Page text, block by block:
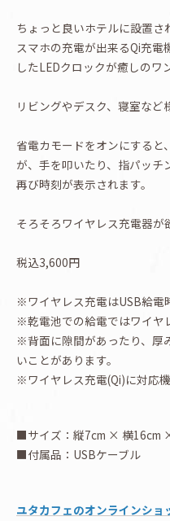
ちょっと良いホテルに設置
スマホの充電が出来るQi充
したLEDクロックが癒しのワ
リビングやデスク、寝室など
省電カモードをオンにすると
が、手を叩いたり、指パッチ
再び時刻が表示されます。
そろそろワイヤレス充電器が
税込3,600円
※ワイヤレス充電はUSB給電
※乾電池での給電ではワイヤ
※背面に隙間があったり、厚
いことがあります。
※ワイヤレス充電(Qi)に対応
■サイズ：縦7cm × 横16cm
■付属品：USBケーブル
ユタカフェのオンラインショ